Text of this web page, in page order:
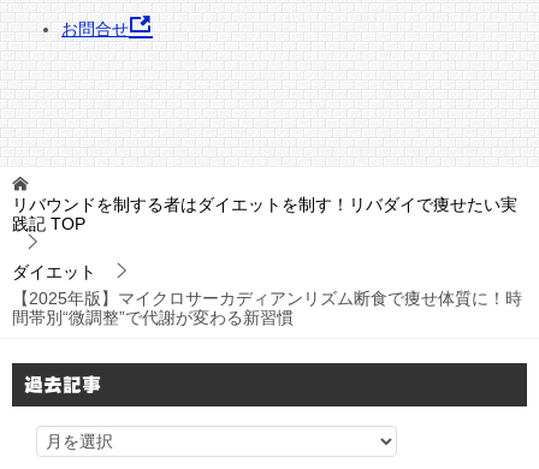
お問合せ
リバウンドを制する者はダイエットを制す！リバダイで痩せたい実
践記 TOP
ダイエット
【2025年版】マイクロサーカディアンリズム断食で痩せ体質に！時
間帯別“微調整”で代謝が変わる新習慣
過去記事